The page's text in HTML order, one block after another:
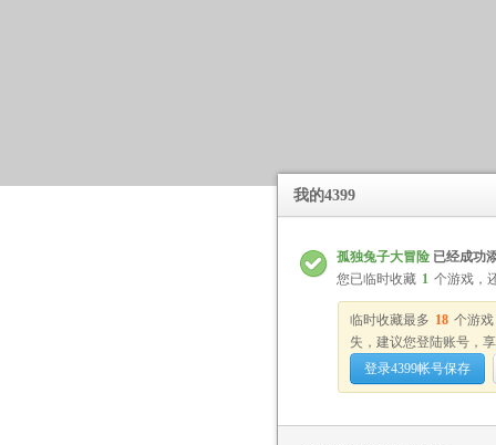
我的4399
孤独兔子大冒险 已经成功
您已临时收藏 1 个游戏，
临时收藏最多 18 个游
失，建议您登陆账号，
登录4399帐号保存